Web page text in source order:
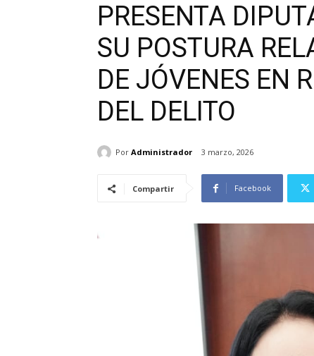
PRESENTA
SU POSTURA
DE JÓVENES EN
DEL DELITO
Por Administrador 3 marzo, 2026
Compartir Facebook